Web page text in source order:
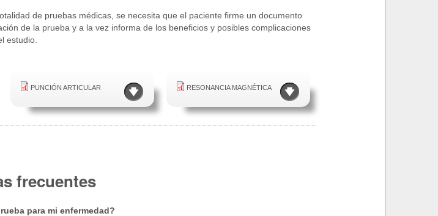
de pruebas médicas, se necesita que el paciente firme un documento
de la prueba y a la vez informa de los beneficios y posibles complicaciones
estudio
RESONANCIA MAGNÉTICA
PUNCIÓN ARTICULAR
frecuentes
para mi enfermedad?